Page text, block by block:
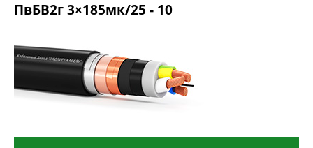
ПвБВ2г 3×185мк/25 - 10